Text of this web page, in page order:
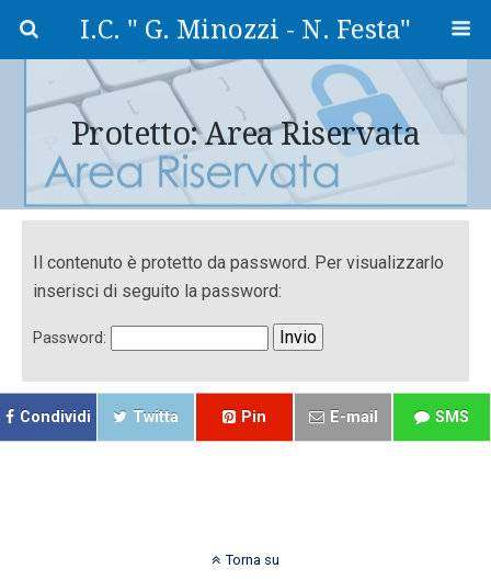
I.C. " G. Minozzi - N. Festa"
Protetto: Area Riservata
Il contenuto è protetto da password. Per visualizzarlo
inserisci di seguito la password:
Password:
Condividi Twitta Pin E-mail SMS
Torna su